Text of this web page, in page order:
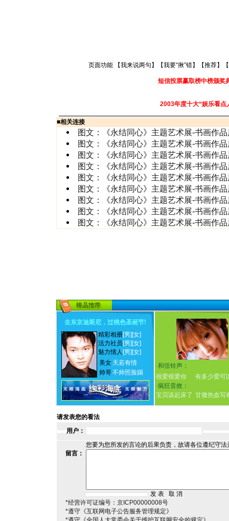
页面功能 【我来说两句 】【我要“揪”错】【推荐】
短信投票赢取榜中榜颁奖
2003年度十大“娱乐看点
■相关连接
图文：《永结同心》主题艺术展-书画作
图文：《永结同心》主题艺术展-书画作
图文：《永结同心》主题艺术展-书画作
图文：《永结同心》主题艺术展-书画作
图文：《永结同心》主题艺术展-书画作
图文：《永结同心》主题艺术展-书画作
图文：《永结同心》主题艺术展-书画作
图文：《永结同心》主题艺术展-书画作
图文：《永结同心》主题艺术展-书画作
去东京迪斯尼，过桃色圣诞节!
精彩相册[男] [女]
活力社员 [男] [女]
魅力情人 [男] [女]
美女 天若有情
帅哥不帅照脸踢
·和弦铃声：
很爱很爱你
有多少爱可
·疯狂音效：
宝贝该起床了 甘撒热血写
请发表您的看法
用户：
您要为您所发的言论的后果负责，故请各位遵纪守
留言：
*经营许可证编号：京ICP00000008号
*遵守《互联网电子公告服务管理规定》